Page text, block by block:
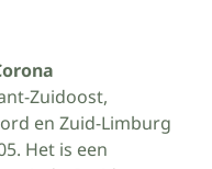
Zuidoost,
en Zuid-Limburg
Het is een